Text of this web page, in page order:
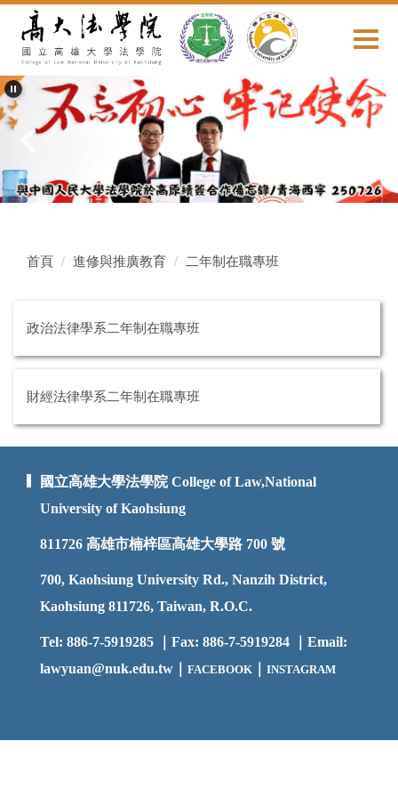
要
內
容
區
首頁 進修與推廣教育 二年制在職專班
政治法律學系二年制在職專班
財經法律學系二年制在職專班
國立高雄大學法學院 College of Law,National
University of Kaohsiung
811726 高雄市楠梓區高雄大學路 700 號
700, Kaohsiung University Rd., Nanzih District,
Kaohsiung 811726, Taiwan, R.O.C.
Tel: 886-7-5919285 ｜Fax: 886-7-5919284 ｜Email:
lawyuan@nuk.edu.tw｜ FACEBOOK INSTAGRAM